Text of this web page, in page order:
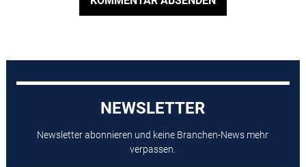
NEWSLETTER
Newsletter abonnieren und keine Branchen-News mehr
verpassen.